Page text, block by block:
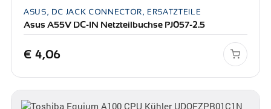
ASUS, DC JACK CONNECTOR, ERSATZTEILE
Asus A55V DC-IN Netzteilbuchse PJ057-2.5
€ 4,06